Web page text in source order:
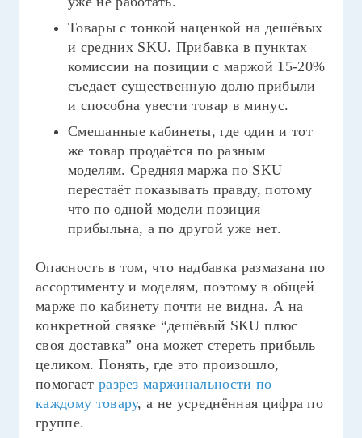
Товары с тонкой наценкой на дешёвых
и средних SKU. Прибавка в пунктах
комиссии на позиции с маржой 15-20%
съедает существенную долю прибыли
и способна увести товар в минус.
Смешанные кабинеты, где один и тот
же товар продаётся по разным
моделям. Средняя маржа по SKU
перестаёт показывать правду, потому
что по одной модели позиция
прибыльна, а по другой уже нет.
Опасность в том, что надбавка размазана по
ассортименту и моделям, поэтому в общей
марже по кабинету почти не видна. А на
конкретной связке “дешёвый SKU плюс
своя доставка” она может стереть прибыль
целиком. Понять, где это произошло,
помогает разрез маржинальности по
каждому товару, а не усреднённая цифра по
группе.